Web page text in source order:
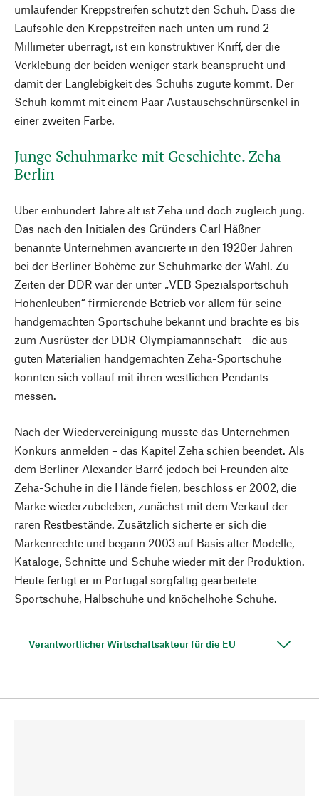
umlaufender Kreppstreifen schützt den Schuh. Dass die
Laufsohle den Kreppstreifen nach unten um rund 2
Millimeter überragt, ist ein konstruktiver Kniff, der die
Verklebung der beiden weniger stark beansprucht und
damit der Langlebigkeit des Schuhs zugute kommt. Der
Schuh kommt mit einem Paar Austauschschnürsenkel in
einer zweiten Farbe.
Junge Schuhmarke mit Geschichte. Zeha
Berlin
Über einhundert Jahre alt ist Zeha und doch zugleich jung.
Das nach den Initialen des Gründers Carl Häßner
benannte Unternehmen avancierte in den 1920er Jahren
bei der Berliner Bohème zur Schuhmarke der Wahl. Zu
Zeiten der DDR war der unter „VEB Spezialsportschuh
Hohenleuben“ firmierende Betrieb vor allem für seine
handgemachten Sportschuhe bekannt und brachte es bis
zum Ausrüster der DDR-Olympiamannschaft – die aus
guten Materialien handgemachten Zeha-Sportschuhe
konnten sich vollauf mit ihren westlichen Pendants
messen.
Nach der Wiedervereinigung musste das Unternehmen
Konkurs anmelden – das Kapitel Zeha schien beendet. Als
dem Berliner Alexander Barré jedoch bei Freunden alte
Zeha-Schuhe in die Hände fielen, beschloss er 2002, die
Marke wiederzubeleben, zunächst mit dem Verkauf der
raren Restbestände. Zusätzlich sicherte er sich die
Markenrechte und begann 2003 auf Basis alter Modelle,
Kataloge, Schnitte und Schuhe wieder mit der Produktion.
Heute fertigt er in Portugal sorgfältig gearbeitete
Sportschuhe, Halbschuhe und knöchelhohe Schuhe.
Verantwortlicher Wirtschaftsakteur für die EU